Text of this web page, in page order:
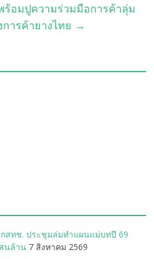
ร้อมปูความร่วมมือการค้าลุ่ม
ารค้ายางไทย →
กสทช. ประชุมล่มทำแผนแม่บทปี 69
นล้าน 7 สิงหาคม 2569